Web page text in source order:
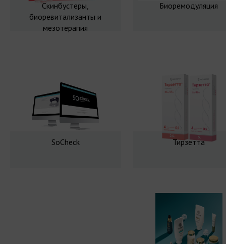
Скинбустеры,
биоревитализанты и
мезотерапия
Биоремодуляция
SoCheck Тирзетта